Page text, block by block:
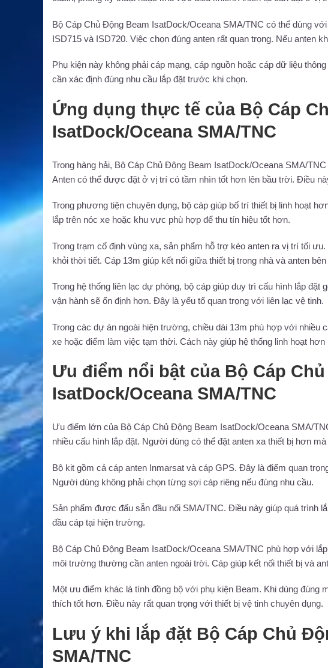
Bộ Cáp Chủ Động Beam IsatDock/Oceana SMA/TNC có thể dùng
ISD715 và ISD720. Việc chọn đúng anten rất quan trọng. Nếu anten
Phụ kiện này không phải cáp mạng, cáp nguồn hoặc cáp dữ liệu
cần xác định đúng nhu cầu lắp đặt trước khi chọn.
Ứng dụng thực tế của Bộ Cáp
IsatDock/Oceana SMA/TNC
Trong hàng hải, Bộ Cáp Chủ Động Beam IsatDock/Oceana SMA/
Anten có thể được đặt ở vị trí có tầm nhìn tốt hơn lên bầu trời. Điều
Trong phương tiện chuyên dụng, bộ cáp giúp bố trí thiết bị linh hoạt
lắp trên nóc xe hoặc khu vực phù hợp để thu tín hiệu tốt hơn.
Trong trạm cố định vùng xa, sản phẩm hỗ trợ kéo anten ra vị trí tối
khỏi thời tiết. Cáp 13m giúp kết nối giữa thiết bị trong nhà và anten
Trong hệ thống liên lạc dự phòng, bộ cáp giúp duy trì cấu hình lắp
vận hành sẽ ổn định hơn. Đây là yếu tố quan trọng với liên lạc vệ tinh.
Trong các dự án ngoài hiện trường, chiều dài 13m phù hợp với nhiều
xe hoặc điểm làm việc tạm thời. Cách này giúp hệ thống linh hoạt hơn
Ưu điểm nổi bật của Bộ Cáp
IsatDock/Oceana SMA/TNC
Ưu điểm lớn của Bộ Cáp Chủ Động Beam IsatDock/Oceana SMA/
nhiều cấu hình lắp đặt. Người dùng có thể đặt anten xa thiết bị hơn
Bộ kit gồm cả cáp anten Inmarsat và cáp GPS. Đây là điểm quan
Người dùng không phải chọn từng sợi cáp riêng nếu đúng nhu cầu.
Sản phẩm được đấu sẵn đầu nối SMA/TNC. Điều này giúp quá trình
đầu cáp tại hiện trường.
Bộ Cáp Chủ Động Beam IsatDock/Oceana SMA/TNC phù hợp với
môi trường thường cần anten ngoài trời. Cáp giúp kết nối thiết bị và
Một ưu điểm khác là tính đồng bộ với phụ kiện Beam. Khi dùng đúng
thích tốt hơn. Điều này rất quan trọng với thiết bị vệ tinh chuyên dụng.
Lưu ý khi lắp đặt Bộ Cáp Chủ
SMA/TNC